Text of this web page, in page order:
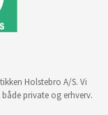
Holstebro A/S. Vi
private og erhverv.